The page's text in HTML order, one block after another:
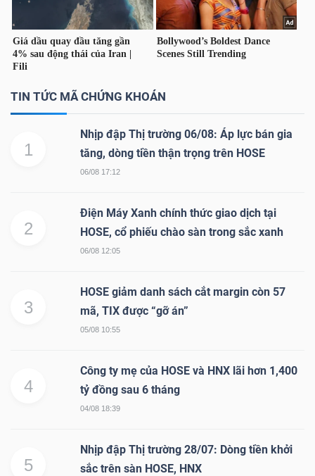
TIN TỨC MÃ CHỨNG KHOÁN
1
Nhịp đập Thị trường 06/08: Áp lực bán gia
tăng, dòng tiền thận trọng trên HOSE
06/08 17:12
2
Điện Máy Xanh chính thức giao dịch tại
HOSE, cổ phiếu chào sàn trong sắc xanh
06/08 12:05
3
HOSE giảm danh sách cắt margin còn 57
mã, TIX được “gỡ án”
05/08 10:55
4
Công ty mẹ của HOSE và HNX lãi hơn 1,400
tỷ đồng sau 6 tháng
04/08 18:39
5
Nhịp đập Thị trường 28/07: Dòng tiền khởi
sắc trên sàn HOSE, HNX
VĨ
NGHIỆP
PHIẾU
SINH
TRÁI